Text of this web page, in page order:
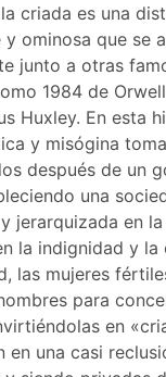
criada es una
y ominosa que se
junto a otras
1984 de
Huxley. En esta
y misógina
después de un
una
jerarquizada en
la indignidad y la
las mujeres
para
en
en una casi